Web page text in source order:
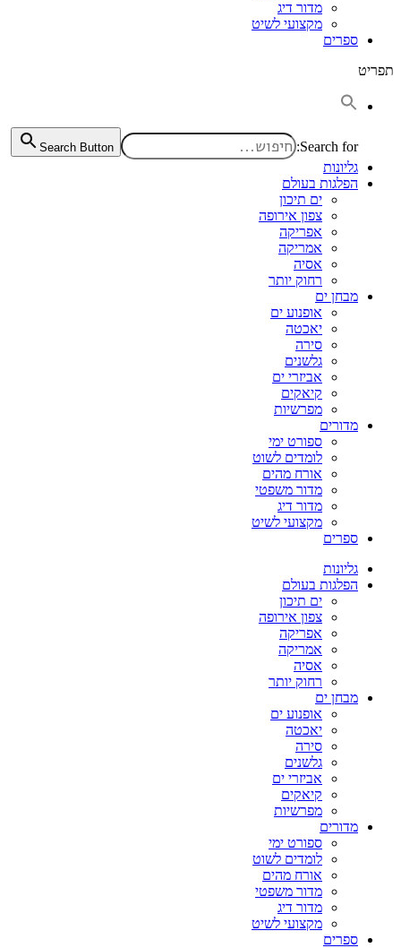
מדור דיג
מקצועי לשיט
ספרים
תפריט
Search for:
Search Button
גליונות
הפלגות בעולם
ים תיכון
צפון אירופה
אפריקה
אמריקה
אסיה
רחוק יותר
מבחן ים
אופנוע ים
יאכטה
סירה
גלשנים
אביזרי ים
קיאקים
מפרשיות
מדורים
ספורט ימי
לומדים לשוט
אורח מהים
מדור משפטי
מדור דיג
מקצועי לשיט
ספרים
גליונות
הפלגות בעולם
ים תיכון
צפון אירופה
אפריקה
אמריקה
אסיה
רחוק יותר
מבחן ים
אופנוע ים
יאכטה
סירה
גלשנים
אביזרי ים
קיאקים
מפרשיות
מדורים
ספורט ימי
לומדים לשוט
אורח מהים
מדור משפטי
מדור דיג
מקצועי לשיט
ספרים